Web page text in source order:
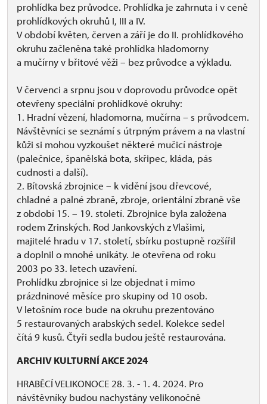
prohlídka bez průvodce. Prohlídka je zahrnuta i v ceně
prohlídkových okruhů I, III a IV.
V období květen, červen a září je do II. prohlídkového
okruhu začleněna také prohlídka hladomorny
a mučírny v břitové věži – bez průvodce a výkladu.
V červenci a srpnu jsou v doprovodu průvodce opět
otevřeny speciální prohlídkové okruhy:
1. Hradní vězení, hladomorna, mučírna – s průvodcem.
Návštěvníci se seznámí s útrpným právem a na vlastní
kůži si mohou vyzkoušet některé mučicí nástroje
(palečnice, španělská bota, skřipec, kláda, pás
cudnosti a další).
2. Bítovská zbrojnice – k vidění jsou dřevcové,
chladné a palné zbraně, zbroje, orientální zbraně vše
z období 15. – 19. století. Zbrojnice byla založena
rodem Zrinských. Rod Jankovských z Vlašimi,
majitelé hradu v 17. století, sbírku postupně rozšířil
a doplnil o mnohé unikáty. Je otevřena od roku
2003 po 33. letech uzavření.
Prohlídku zbrojnice si lze objednat i mimo
prázdninové měsíce pro skupiny od 10 osob.
V letošním roce bude na okruhu prezentováno
5 restaurovaných arabských sedel. Kolekce sedel
čítá 9 kusů. Čtyři sedla budou ještě restaurována.
ARCHIV KULTURNÍ AKCE 2024
HRABĚCÍ VELIKONOCE 28. 3. - 1. 4. 2024. Pro
návštěvníky budou nachystány velikonočně